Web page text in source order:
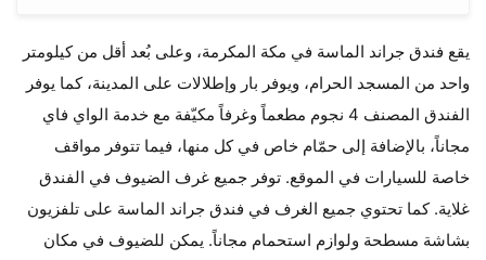
يقع فندق جراند الماسة في مكة المكرمة، وعلى بُعد أقل من كيلومتر
واحد من المسجد الحرام، ويوفر بار وإطلالات على المدينة، كما يوفر
الفندق المصنف 4 نجوم مطعماً وغرفاً مكيّفة مع خدمة الواي فاي
مجاناً، بالإضافة إلى حمّام خاص في كل منها، فيما تتوفر مواقف
خاصة للسيارات في الموقع. توفر جميع غرف الضيوف في الفندق
غلاية. كما تحتوي جميع الغرف في فندق جراند الماسة على تلفزيون
بشاشة مسطحة ولوازم استحمام مجاناً. يمكن للضيوف في مكان